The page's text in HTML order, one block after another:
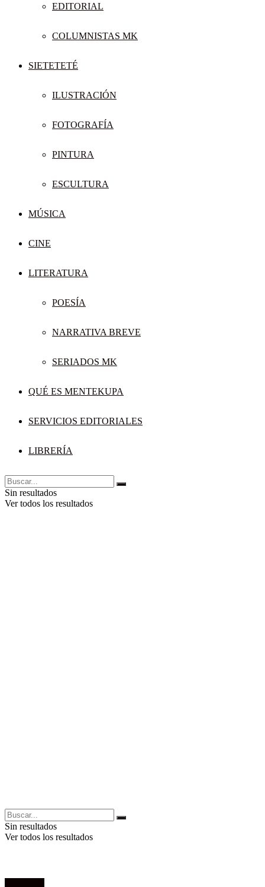
EDITORIAL
COLUMNISTAS MK
SIETETETÉ
ILUSTRACIÓN
FOTOGRAFÍA
PINTURA
ESCULTURA
MÚSICA
CINE
LITERATURA
POESÍA
NARRATIVA BREVE
SERIADOS MK
QUÉ ES MENTEKUPA
SERVICIOS EDITORIALES
LIBRERÍA
Sin resultados
Ver todos los resultados
Sin resultados
Ver todos los resultados